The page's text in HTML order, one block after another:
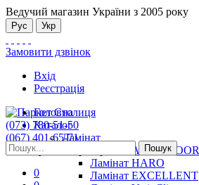
Ведучий магазин України з 2005 року
Рус Укр
Замовити дзвінок
Вхід
Реєстрація
(073) 780-51-50
(067) 401-65-71
Київ, вул. Лабораторна, 11
Пошук
0
Головна
Каталог
Ламінат
Ламінат ALSAFLOOR
Ламінат HARO
Ламінат EXCELLENT